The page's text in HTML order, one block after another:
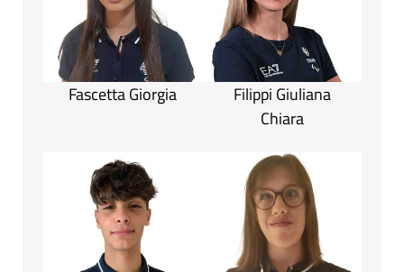
Fascetta Giorgia
Filippi Giuliana
Chiara